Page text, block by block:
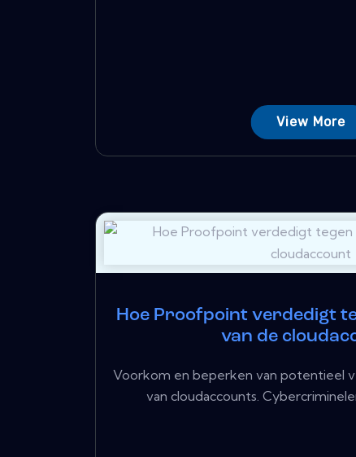
View More
Hoe Proofpoint verdedigt
van de
Voorkom en beperken van potentieel
van cloudaccounts.